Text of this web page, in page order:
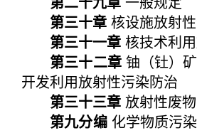
第三十章 核设施放射
第三十一章 核技术利
第三十二章铀（钍）
开发利用放射性污染防治
第三十三章 放射性废
第九分编化学物质污